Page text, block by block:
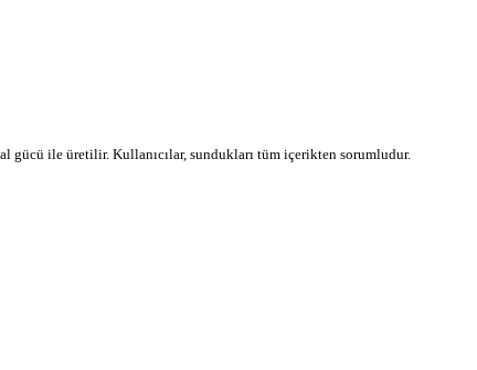
ile üretilir. Kullanıcılar, sundukları tüm içerikten sorumludur.